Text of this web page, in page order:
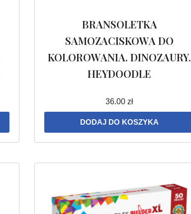
BRANSOLETKA
SAMOZACISKOWA DO
KOLOROWANIA. DINOZAURY.
HEYDOODLE
36.00zł
DODAJ DO KOSZYKA